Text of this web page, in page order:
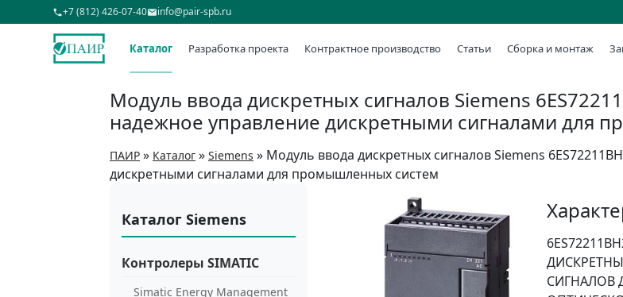
+7 (812) 426-07-40 info@pair-spb.ru
Каталог Разработка проекта Контрактное производство Статьи Сборка и монтаж
Модуль ввода дискретных сигналов Siemens
надежное управление дискретными сигналами для
ПАИР » Каталог » Siemens » Модуль ввода дискретных сигналов Siemens
дискретными сигналами для промышленных систем
Каталог Siemens
Контролеры SIMATIC
Simatic Energy Management
СИГНАЛОВ